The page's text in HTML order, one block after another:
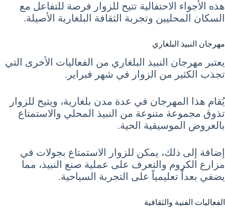
هذه الأجواء الاحتفالية تتيح للزوار فرصة للتفاعل مع
السكان المحليين وتجربة الثقافة البلغارية الأصيلة.
مهرجان النبيذ البلغاري
يعتبر مهرجان النبيذ البلغاري من الفعاليات الأخرى التي
تجذب الكثير من الزوار في شهر فبراير.
يُقام هذا المهرجان في عدة مدن بلغارية، ويتيح للزوار
تذوق مجموعة متنوعة من النبيذ المحلي والاستمتاع
بالعروض الموسيقية الحية.
إضافة إلى ذلك، يمكن للزوار الاستمتاع بجولات في
مزارع الكروم والتعرف على عملية صنع النبيذ، مما
يضفي بعداً تعليمياً على التجربة السياحية.
الفعاليات الفنية والثقافية